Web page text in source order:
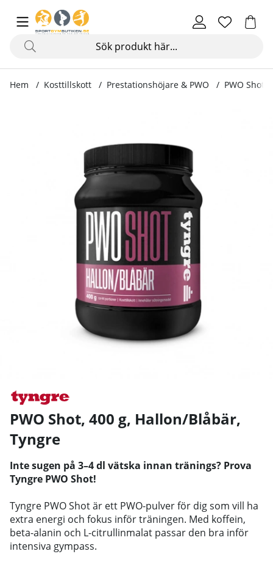
Hem Kosttillskott Prestationshöjare & PWO PWO Shot,
PWO Shot, 400 g, Hallon/Blåbär,
Tyngre
Inte sugen på 3–4 dl vätska innan tränings? Prova
Tyngre PWO Shot!
Tyngre PWO Shot är ett PWO-pulver för dig som vill ha
extra energi och fokus inför träningen. Med koffein,
beta-alanin och L-citrullinmalat passar den bra inför
intensiva gympass.